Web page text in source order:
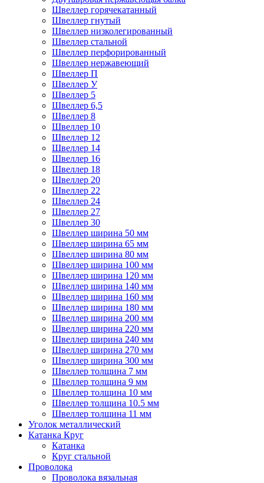
Швеллер горячекатанный
Швеллер гнутый
Швеллер низколегированный
Швеллер стальной
Швеллер перфорированный
Швеллер нержавеющий
Швеллер П
Швеллер У
Швеллер 5
Швеллер 6,5
Швеллер 8
Швеллер 10
Швеллер 12
Швеллер 14
Швеллер 16
Швеллер 18
Швеллер 20
Швеллер 22
Швеллер 24
Швеллер 27
Швеллер 30
Швеллер ширина 50 мм
Швеллер ширина 65 мм
Швеллер ширина 80 мм
Швеллер ширина 100 мм
Швеллер ширина 120 мм
Швеллер ширина 140 мм
Швеллер ширина 160 мм
Швеллер ширина 180 мм
Швеллер ширина 200 мм
Швеллер ширина 220 мм
Швеллер ширина 240 мм
Швеллер ширина 270 мм
Швеллер ширина 300 мм
Швеллер толщина 7 мм
Швеллер толщина 9 мм
Швеллер толщина 10 мм
Швеллер толщина 10.5 мм
Швеллер толщина 11 мм
Уголок металлический
Катанка Круг
Катанка
Круг стальной
Проволока
Проволока вязальная